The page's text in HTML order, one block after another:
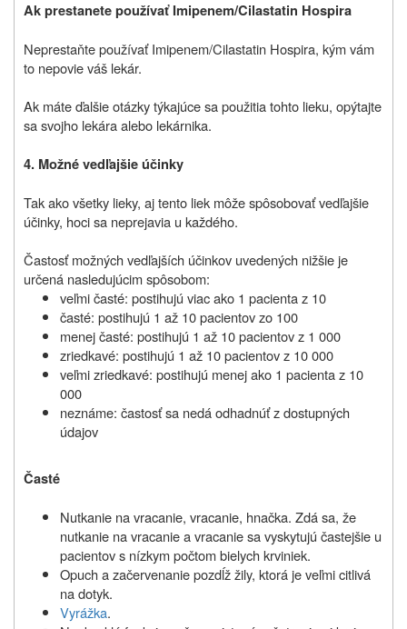
Ak prestanete používať Imipenem/Cilastatin Hospira
Neprestaňte používať Imipenem/Cilastatin Hospira, kým vám
to nepovie váš lekár.
Ak máte ďalšie otázky týkajúce sa použitia tohto lieku, opýtajte
sa svojho lekára alebo lekárnika.
4. Možné vedľajšie účinky
Tak ako všetky lieky, aj tento liek môže spôsobovať vedľajšie
účinky, hoci sa neprejavia u každého.
Častosť možných vedľajších účinkov uvedených nižšie je
určená nasledujúcim spôsobom:
veľmi časté: postihujú viac ako 1 pacienta z 10
časté: postihujú 1 až 10 pacientov zo 100
menej časté: postihujú 1 až 10 pacientov z 1 000
zriedkavé: postihujú 1 až 10 pacientov z 10 000
veľmi zriedkavé: postihujú menej ako 1 pacienta z 10
000
neznáme: častosť sa nedá odhadnúť z dostupných
údajov
Časté
Nutkanie na vracanie, vracanie, hnačka. Zdá sa, že
nutkanie na vracanie a vracanie sa vyskytujú častejšie u
pacientov s nízkym počtom bielych krviniek.
Opuch a začervenanie pozdĺž žily, ktorá je veľmi citlivá
na dotyk.
Vyrážka.